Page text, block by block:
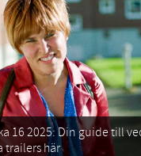
16 2025: Din guide till
trailers här